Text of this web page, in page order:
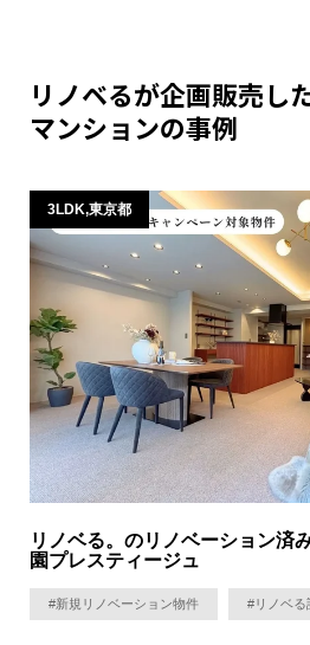
リノベるが企画販売し
マンションの事例
3LDK,東京都
リノベる。のリノベーション済
園プレスティージュ
#新規リノベーション物件 #リノベる